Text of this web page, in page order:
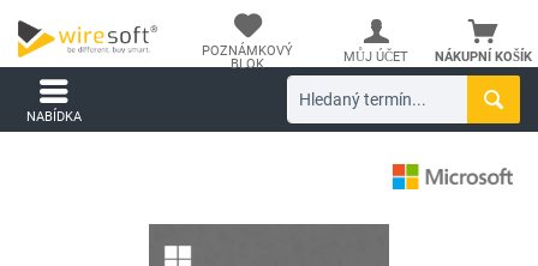
NÁKUPNÍ KOŠÍK
POZNÁMKOVÝ
BLOK
MŮJ ÚČET
NABÍDKA